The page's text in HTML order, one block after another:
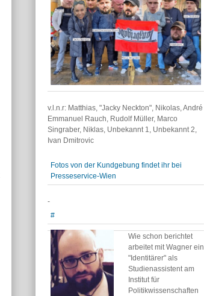
v.l.n.r: Matthias, "Jacky Neckton", Nikolas, André
Emmanuel Rauch, Rudolf Müller, Marco
Singraber, Niklas, Unbekannt 1, Unbekannt 2,
Ivan Dmitrovic
Fotos von der Kundgebung findet ihr bei
Presseservice-Wien
-
#
Wie schon berichtet
arbeitet mit Wagner ein
"Identitärer" als
Studienassistent am
Institut für
Politikwissenschaften